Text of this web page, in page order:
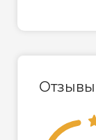
Отзывы